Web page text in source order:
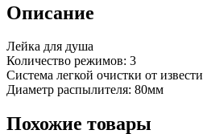
Описание
Лейка для душа
Количество режимов: 3
Система легкой очистки от извести
Диаметр распылителя: 80мм
Похожие товары